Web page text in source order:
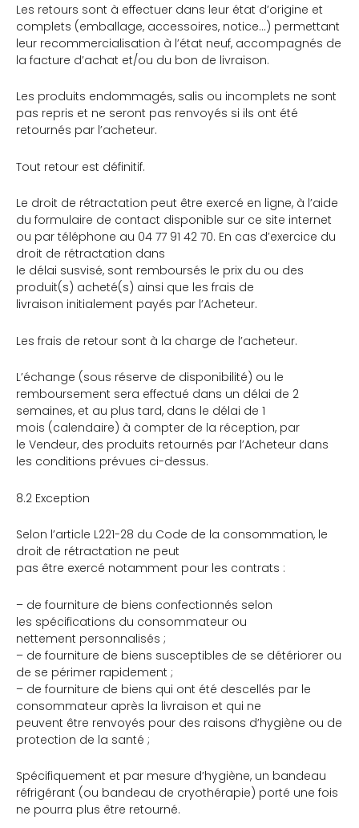
Les retours sont à effectuer dans leur état d’origine et
complets (emballage, accessoires, notice…) permettant
leur recommercialisation à l’état neuf, accompagnés de
la facture d’achat et/ou du bon de livraison.
Les produits endommagés, salis ou incomplets ne sont
pas repris et ne seront pas renvoyés si ils ont été
retournés par l’acheteur.
Tout retour est définitif.
Le droit de rétractation peut être exercé en ligne, à l’aide
du formulaire de contact disponible sur ce site internet
ou par téléphone au 04 77 91 42 70. En cas d’exercice du
droit de rétractation dans
le délai susvisé, sont remboursés le prix du ou des
produit(s) acheté(s) ainsi que les frais de
livraison initialement payés par l’Acheteur.
Les frais de retour sont à la charge de l’acheteur.
L’échange (sous réserve de disponibilité) ou le
remboursement sera effectué dans un délai de 2
semaines, et au plus tard, dans le délai de 1
mois (calendaire) à compter de la réception, par
le Vendeur, des produits retournés par l’Acheteur dans
les conditions prévues ci-dessus.
8.2 Exception
Selon l’article L221-28 du Code de la consommation, le
droit de rétractation ne peut
pas être exercé notamment pour les contrats :
– de fourniture de biens confectionnés selon
les spécifications du consommateur ou
nettement personnalisés ;
– de fourniture de biens susceptibles de se détériorer ou
de se périmer rapidement ;
– de fourniture de biens qui ont été descellés par le
consommateur après la livraison et qui ne
peuvent être renvoyés pour des raisons d’hygiène ou de
protection de la santé ;
Spécifiquement et par mesure d’hygiène, un bandeau
réfrigérant (ou bandeau de cryothérapie) porté une fois
ne pourra plus être retourné.